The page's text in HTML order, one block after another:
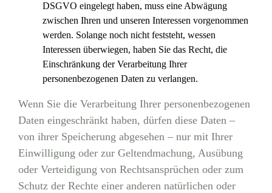
DSGVO eingelegt haben, muss eine Abwägung
zwischen Ihren und unseren Interessen vorgenommen
werden. Solange noch nicht feststeht, wessen
Interessen überwiegen, haben Sie das Recht, die
Einschränkung der Verarbeitung Ihrer
personenbezogenen Daten zu verlangen.
Wenn Sie die Verarbeitung Ihrer personenbezogenen
Daten eingeschränkt haben, dürfen diese Daten –
von ihrer Speicherung abgesehen – nur mit Ihrer
Einwilligung oder zur Geltendmachung, Ausübung
oder Verteidigung von Rechtsansprüchen oder zum
Schutz der Rechte einer anderen natürlichen oder